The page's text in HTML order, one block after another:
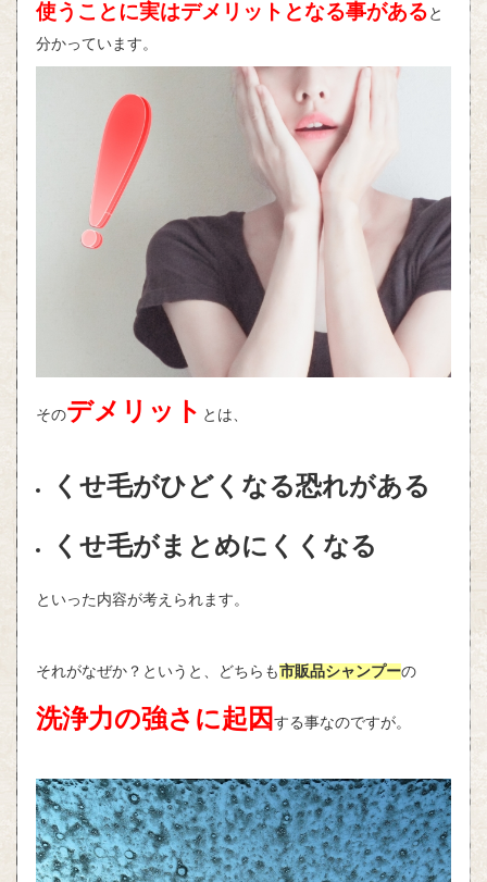
使うことに実はデメリットとなる事がある と
分かっています。
そのデメリット とは、
くせ毛がひどくなる恐れがある
くせ毛がまとめにくくなる
といった内容が考えられます。
それがなぜか？というと、どちらも市販品シャンプーの
洗浄力の強さに起因 する事なのですが。